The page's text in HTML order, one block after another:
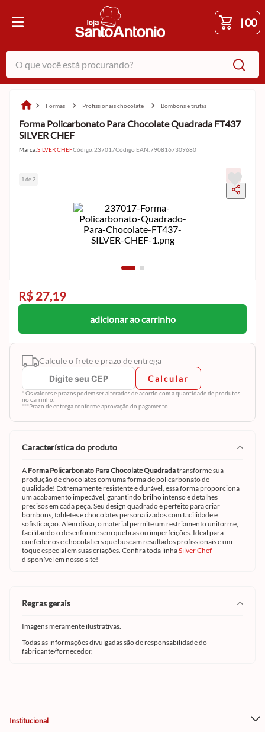
|00
O que você está procurando?
formas profissionais chocolate bombons e trufas
Forma Policarbonato Para Chocolate Quadrada FT437
SILVER CHEF
Marca:SILVER CHEFCódigo:237017Código EAN:7908167309680
1 de 2
R$ 27,19
adicionar ao carrinho
Calcule o frete e prazo de entrega
Calcular
* Os valores e prazos podem ser alterados de acordo com a quantidade de produtos
no carrinho.
***Prazo de entrega conforme aprovação do pagamento.
característica do produto
A Forma Policarbonato Para Chocolate Quadradatransforme sua
produção de chocolates com uma forma de policarbonato de
qualidade! Extremamente resistente e durável, essa forma proporciona
um acabamento impecável, garantindo brilho intenso e detalhes
precisos em cada peça. Seu design quadrado é perfeito para criar
bombons, tabletes e chocolates personalizados com facilidade e
sofisticação. Além disso, o material permite um resfriamento uniforme,
facilitando o desenforme sem quebras ou imperfeições. Ideal para
confeiteiros e chocolatiers que buscam resultados profissionais e um
toque especial em suas criações. Confira toda linhaSilver Chef
disponível em nosso site!
regras gerais
Imagens meramente ilustrativas.
Todas as informações divulgadas são de responsabilidade do
fabricante/fornecedor.
Institucional